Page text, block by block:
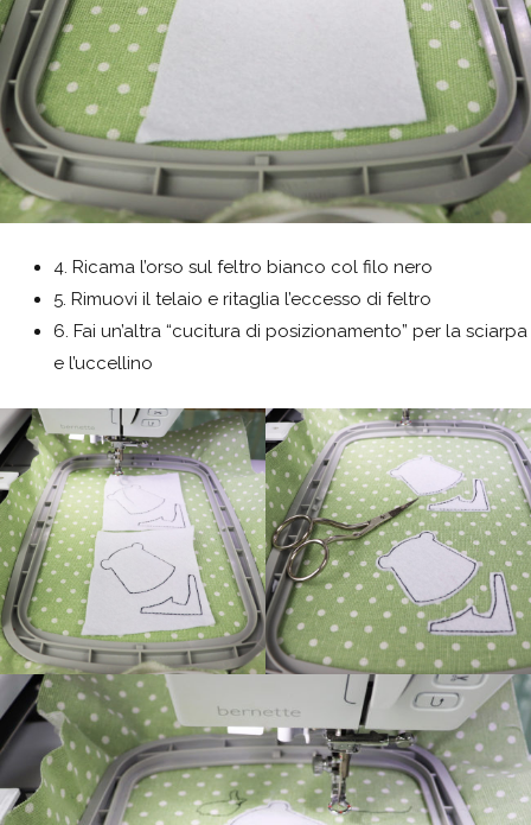
4. Ricama l’orso sul feltro bianco col filo nero
5. Rimuovi il telaio e ritaglia l’eccesso di feltro
6. Fai un’altra “cucitura di posizionamento” per la sciarpa
e l’uccellino